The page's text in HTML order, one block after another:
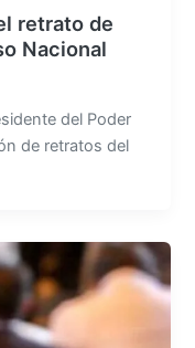
retrato de
Nacional
del Poder
de retratos del